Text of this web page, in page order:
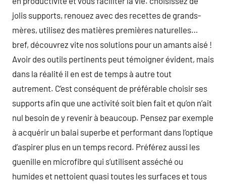
jolis supports, renouez avec des recettes de grands-
mères, utilisez des matières premières naturelles…
bref, découvrez vite nos solutions pour un amants aisé !
Avoir des outils pertinents peut témoigner évident, mais
dans la réalité il en est de temps à autre tout
autrement. C’est conséquent de préférable choisir ses
supports afin que une activité soit bien fait et qu’on n’ait
nul besoin de y revenir à beaucoup. Pensez par exemple
à acquérir un balai superbe et performant dans l’optique
d’aspirer plus en un temps record. Préférez aussi les
guenille en microfibre qui s’utilisent asséché ou
humides et nettoient quasi toutes les surfaces et tous